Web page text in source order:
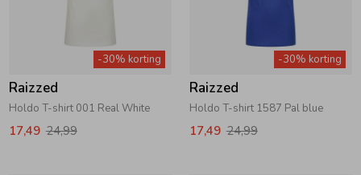
-30% korting
Raizzed
Holdo T-shirt 001 Real White
17,49 24,99
-30% korting
Raizzed
Holdo T-shirt 1587 Pal blue
17,49 24,99